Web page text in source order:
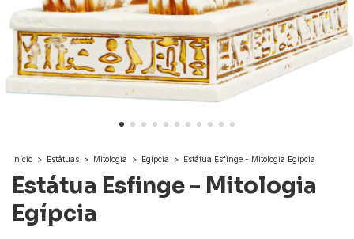
Início > Estátuas > Mitologia > Egípcia > Estátua Esfinge - Mitologia Egípcia
Estátua Esfinge - Mitologia
Egípcia